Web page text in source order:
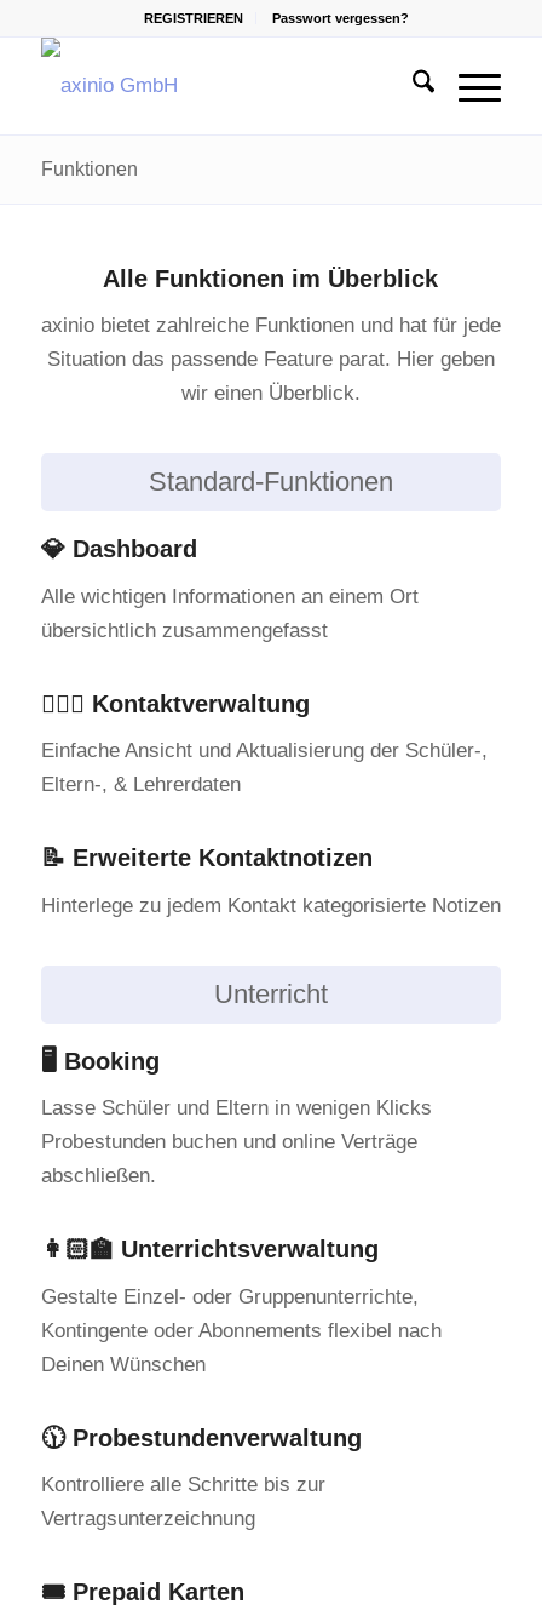
REGISTRIEREN Passwort vergessen?
Funktionen
Alle Funktionen im Überblick
axinio bietet zahlreiche Funktionen und hat für jede
Situation das passende Feature parat. Hier geben
wir einen Überblick.
Standard-Funktionen
💎 Dashboard
Alle wichtigen Informationen an einem Ort
übersichtlich zusammengefasst
🙋🏻‍♂️ Kontaktverwaltung
Einfache Ansicht und Aktualisierung der Schüler-,
Eltern-, & Lehrerdaten
📝 Erweiterte Kontaktnotizen
Hinterlege zu jedem Kontakt kategorisierte Notizen
Unterricht
🖥️ Booking
Lasse Schüler und Eltern in wenigen Klicks
Probestunden buchen und online Verträge
abschließen.
👩🏻‍🏫 Unterrichtsverwaltung
Gestalte Einzel- oder Gruppenunterrichte,
Kontingente oder Abonnements flexibel nach
Deinen Wünschen
🕦 Probestundenverwaltung
Kontrolliere alle Schritte bis zur
Vertragsunterzeichnung
🎟️ Prepaid Karten